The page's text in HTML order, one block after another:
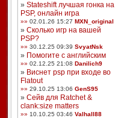
» Stateshift лучшая гонка на
PSP, онлайн игра
»» 02.01.26 15:27 MXN_original
» Сколько игр на вашей
PSP?
»» 30.12.25 09:39 SvyatNsk
» Помогите с английским
»» 02.12.25 21:08 Danilich9
» Виснет psp при входе во
Flatout
»» 29.10.25 13:06 GenS95
» Сейв для Ratchet &
clank:size matters
»» 10.10.25 03:46 Valhall88